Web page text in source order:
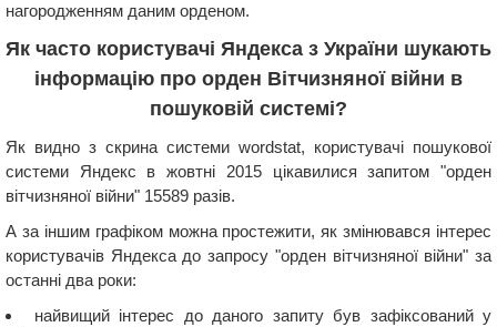
нагородженням даним орденом.
Як часто користувачі Яндекса з України шукають
інформацію про орден Вітчизняної війни в
пошуковій системі?
Як видно з скрина системи wordstat, користувачі пошукової
системи Яндекс в жовтні 2015 цікавилися запитом "орден
вітчизняної війни" 15589 разів.
А за іншим графіком можна простежити, як змінювався інтерес
користувачів Яндекса до запросу "орден вітчизняної війни" за
останні два роки:
найвищий інтерес до даного запиту був зафіксований у